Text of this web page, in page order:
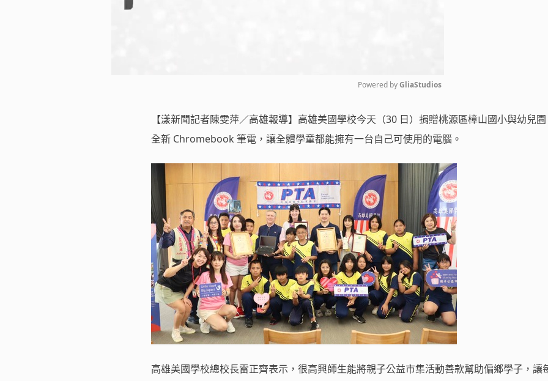
Mute
Powered by GliaStudios
【漾新聞記者陳雯萍／高雄報導】高雄美國學校今天（30 日）捐贈桃源區樟山國小與幼兒
全新 Chromebook 筆電，讓全體學童都能擁有一台自己可使用的電腦。
高雄美國學校總校長雷正齊表示，很高興師生能將親子公益市集活動善款幫助偏鄉學子，讓